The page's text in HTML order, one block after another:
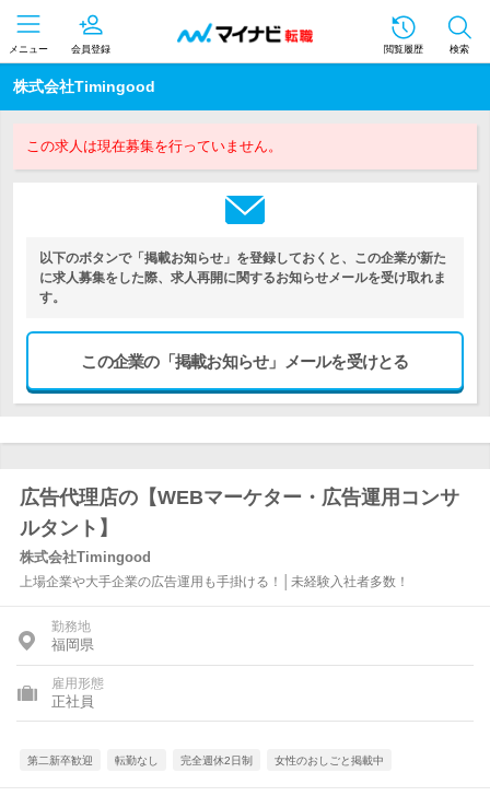
メニュー 会員登録 閲覧履歴 検索
株式会社Timingood
この求人は現在募集を行っていません。
以下のボタンで「掲載お知らせ」を登録しておくと、この企業が新た
に求人募集をした際、求人再開に関するお知らせメールを受け取れま
す。
この企業の「掲載お知らせ」メールを受けとる
広告代理店の【WEBマーケター・広告運用コンサ
ルタント】
株式会社Timingood
上場企業や大手企業の広告運用も手掛ける！│未経験入社者多数！
勤務地
福岡県
雇用形態
正社員
第二新卒歓迎 転勤なし 完全週休2日制 女性のおしごと掲載中